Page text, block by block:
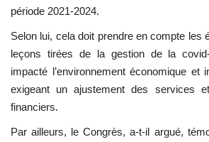
période 2021-2024.
Selon lui, cela doit prendre en compte les
leçons tirées de la gestion de la
impacté l’environnement économique et
exigeant un ajustement des services
financiers.
Par ailleurs, le Congrès, a-t-il argué,